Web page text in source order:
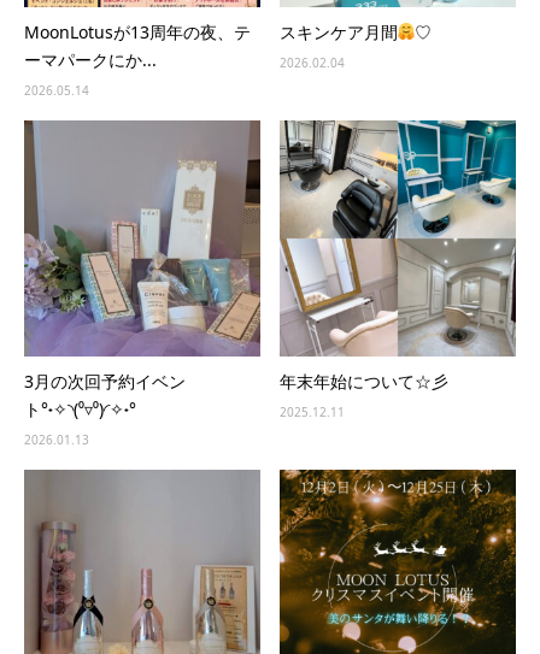
MoonLotusが13周年の夜、テ
ーマパークにか...
2026.05.14
スキンケア月間 ♡
2026.02.04
3月の次回予約イベン
ト°˖✧◝(⁰▿⁰)◜✧˖°
2026.01.13
年末年始について☆彡
2025.12.11